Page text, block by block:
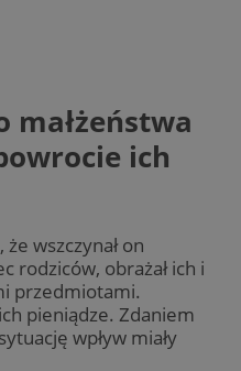
małżeństwa
ich
wszczynał on
rodziców, obrażał ich i
przedmiotami.
pieniądze. Zdaniem
wpływ miały